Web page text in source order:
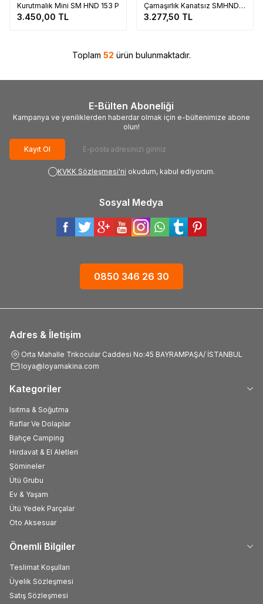
Kurutmalık Mini SM HND 153 P
3.450,00 TL
Çamaşırlık Kanatsız SMHND
252
3.277,50 TL
Toplam 52 ürün bulunmaktadır.
E-Bülten Aboneliği
Kampanya ve yeniliklerden haberdar olmak için e-bültenimize abone
olun!
Kayıt Ol
KVKK Sözleşmesi'ni okudum, kabul ediyorum.
Sosyal Medya
0850 346 26 30
Adres & İletişim
Orta Mahalle Trikocular Caddesi No:45 BAYRAMPAŞA/ İSTANBUL
loya@loyamakina.com
Kategoriler
Isıtma & Soğutma
Raflar Ve Dolaplar
Bahçe Camping
Hırdavat & El Aletleri
Şömineler
Ütü Grubu
Ev & Yaşam
Ütü Yedek Parçalar
Oto Aksesuar
Önemli Bilgiler
Teslimat Koşulları
Üyelik Sözleşmesi
Satış Sözleşmesi